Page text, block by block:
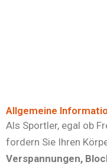
Allgemeine
Als Sportler, egal ob
fordern Sie Ihren
Verspannungen,